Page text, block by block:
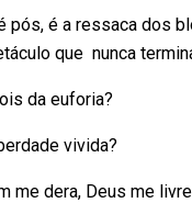
pós, é a ressaca dos
que nunca
da euforia?
vivida?
me dera, Deus me